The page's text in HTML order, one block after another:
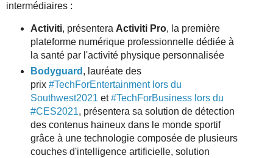
intermédiaires :
Activiti, présentera Activiti Pro, la première
plateforme numérique professionnelle dédiée à
la santé par l'activité physique personnalisée
Bodyguard , lauréate des
prix #TechForEntertainment lors du
Southwest2021 et#TechForBusiness lors du
#CES2021, présentera sa solution de détection
des contenus haineux dans le monde sportif
grâce à une technologie composée de plusieurs
couches d'intelligence artificielle, solution